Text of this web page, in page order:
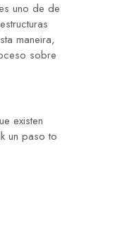
uno de de
maneira,
sobre
existen
un paso to